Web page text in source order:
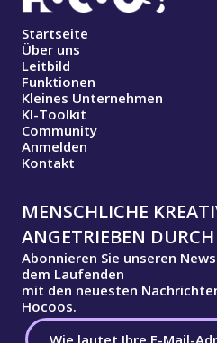
Startseite
Über uns
Leitbild
Funktionen
Kleines Unternehmen
KI-Toolkit
Community
Anmelden
Kontakt
MENSCHLICHE
ANGETRIEBEN
Abonnieren Sie unseren
dem Laufenden
mit den neuesten
Hocoos.